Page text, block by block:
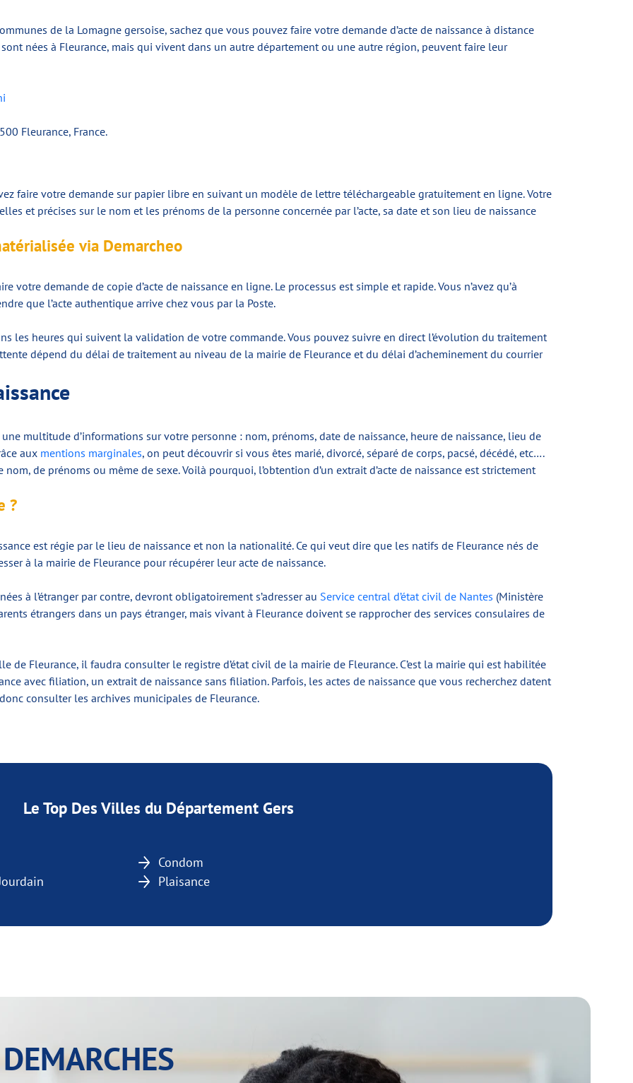
de la Lomagne gersoise, sachez que vous pouvez faire votre demande d’acte de naissance à distance
nées à Fleurance, mais qui vivent dans un autre département ou une autre région, peuvent faire leur
Fleurance, France.
faire votre demande sur papier libre en suivant un modèle de lettre téléchargeable gratuitement en ligne. Votre
et précises sur le nom et les prénoms de la personne concernée par l’acte, sa date et son lieu de naissance
via Demarcheo
votre demande de copie d’acte de naissance en ligne. Le processus est simple et rapide. Vous n’avez qu’à
que l’acte authentique arrive chez vous par la Poste.
les heures qui suivent la validation de votre commande. Vous pouvez suivre en direct l’évolution du traitement
dépend du délai de traitement au niveau de la mairie de Fleurance et du délai d’acheminement du courrier
multitude d’informations sur votre personne : nom, prénoms, date de naissance, heure de naissance, lieu de
aux mentions marginales, on peut découvrir si vous êtes marié, divorcé, séparé de corps, pacsé, décédé, etc….
de prénoms ou même de sexe. Voilà pourquoi, l’obtention d’un extrait d’acte de naissance est strictement
?
est régie par le lieu de naissance et non la nationalité. Ce qui veut dire que les natifs de Fleurance nés de
à la mairie de Fleurance pour récupérer leur acte de naissance.
à l’étranger par contre, devront obligatoirement s’adresser au Service central d’état civil de Nantes (Ministère
étrangers dans un pays étranger, mais vivant à Fleurance doivent se rapprocher des services consulaires de
de Fleurance, il faudra consulter le registre d’état civil de la mairie de Fleurance. C’est la mairie qui est habilitée
avec filiation, un extrait de naissance sans filiation. Parfois, les actes de naissance que vous recherchez datent
consulter les archives municipales de Fleurance.
Le Top Des Villes du Département Gers
Condom
Plaisance